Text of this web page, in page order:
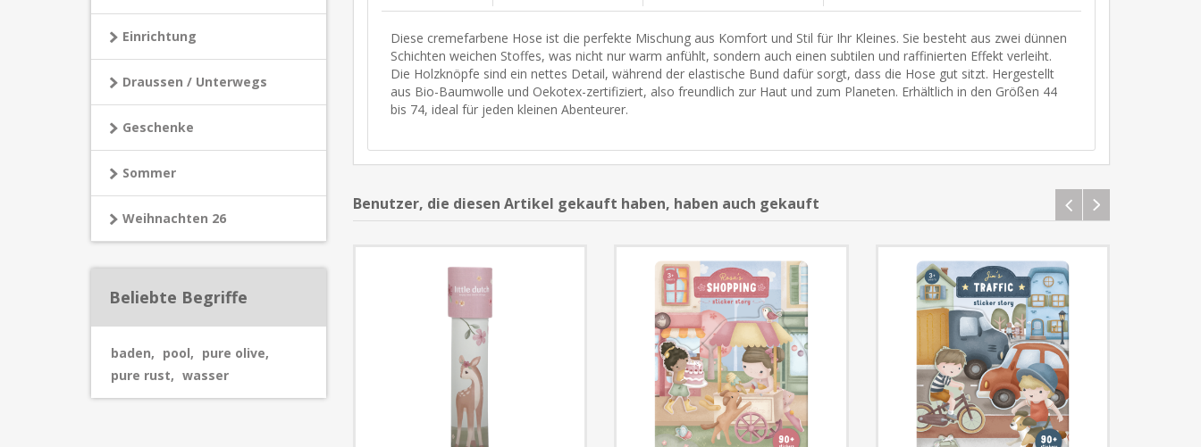
Einrichtung
Draussen / Unterwegs
Geschenke
Sommer
Weihnachten 26
Beliebte Begriffe
baden, pool, pure olive,
pure rust, wasser
Diese cremefarbene Hose ist die perfekte Mischung aus Komfort und Stil für Ihr Kleines. Sie besteht aus zwei dünnen
Schichten weichen Stoffes, was nicht nur warm anfühlt, sondern auch einen subtilen und raffinierten Effekt verleiht.
Die Holzknöpfe sind ein nettes Detail, während der elastische Bund dafür sorgt, dass die Hose gut sitzt. Hergestellt
aus Bio-Baumwolle und Oekotex-zertifiziert, also freundlich zur Haut und zum Planeten. Erhältlich in den Größen 44
bis 74, ideal für jeden kleinen Abenteurer.
Benutzer, die diesen Artikel gekauft haben, haben auch gekauft